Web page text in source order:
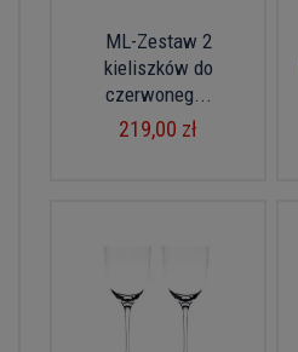
ML-Zestaw 2
kieliszków do
czerwoneg...
219,00 zł